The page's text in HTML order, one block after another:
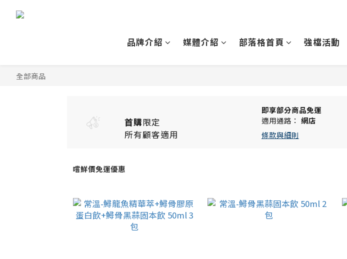
品牌介紹 媒體介紹 部落格首頁 強檔活動
全部商品
首購限定
所有顧客適用
即享部分商品免運
適用通路： 網店
條款與細則
嚐鮮價免運優惠